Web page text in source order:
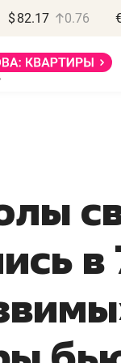
$ 82.17 0.76
Василь Мазитов
МАРТ
местных
минимум